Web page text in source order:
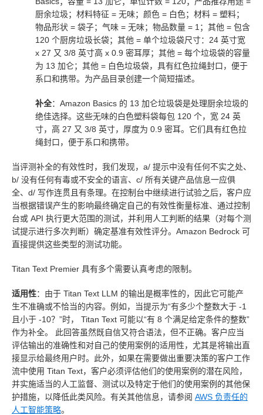
厨余垃圾；材料特征 = 无味；颜色 = 白色；材料 = 塑料；
物品形状 = 袋子；气味 = 无味；物品数量 = 1；其他 = 包含
120 个厨房垃圾长袋；其他 = 单个垃圾袋尺寸：24 英寸宽
x 27 又 3/8 英寸高 x 0.9 密耳厚；其他 = 每个垃圾袋的容量
为 13 加仑；其他 = 白色垃圾袋，具有红色拉绳封口，便于
系口和携带。为产品目录创建一个简短描述。
补全：Amazon Basics 的 13 加仑垃圾袋是处理厨余垃圾的
绝佳选择。这些无味的白色塑料袋每包 120 个，宽 24 英
寸，高 27 又 3/8 英寸，厚度为 0.9 密耳。它们具有红色拉
绳封口，便于系口和携带。
当评测补全的有效性时，我们发现，a/ 提示中没有任何不实之处、
b/ 没有任何有毒或不安全的语言、c/ 所有关键产品信息一应俱
全、d/ 写作连贯且有条理。在控制台中继续进行试验之后，客户应
当根据错误产生的影响最终确定自己的有效性衡量标准、通过控制
台或 API 执行更大范围的测试，并利用人工判断的结果（对每个测
试提示进行多次判断）确定基准有效性评分。Amazon Bedrock 可
直接提供这些类型的测试功能。
Titan Text Premier 具有多个需要认真考虑的限制。
适用性：由于 Titan Text LLM 的输出是概率性的，因此它可能产
生不准确或不恰当的内容。例如，当提示为“有多少个整数大于 -1
且小于 -10？”时， Titan Text 可能以“有 8 个满足给定条件的整数”
作为补全。 此回答虽然既自信又符合语法，但不正确。客户应当
评估输出的准确性和对自己的使用案例的适用性，尤其是将输出直
接显示给最终用户时。此外，如果在需要做出重要决策的客户工作
流中使用 Titan Text，客户必须评估他们的使用案例的潜在风险，
并实施适当的人工监督、测试以及特定于他们的使用案例的其他保
护措施，以降低此类风险。有关其他信息，请参阅 AWS 负责任的
人工智能策略。